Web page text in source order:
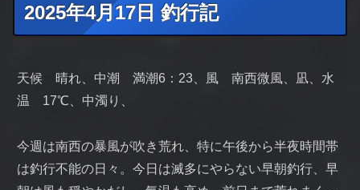
2025年4月17日 釣行記
天候 晴れ、中潮 満潮6：23、風 南西微風、凪、水
温 17℃、中濁り、
今週は南西の暴風が吹き荒れ、特に午後から半夜時間帯
は釣行不能の日々。今日は滅多にやらない早朝釣行、早